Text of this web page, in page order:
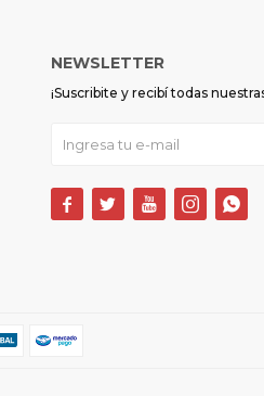
NEWSLETTER
¡Suscribite y recibí todas
    